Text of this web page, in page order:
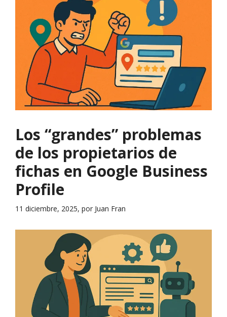
Los “grandes” problemas
de los propietarios de
fichas en Google Business
Profile
11 diciembre, 2025, por Juan Fran